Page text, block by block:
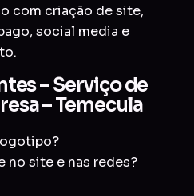
com criação de site,
, social media e
.
– Serviço de
– Temecula
no site e nas redes?